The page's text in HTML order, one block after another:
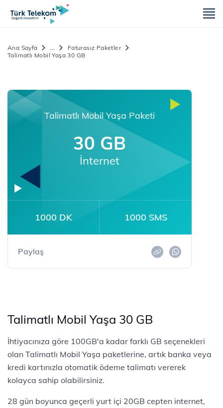
Ana Sayfa ...
Faturasız Paketler
Talimatlı Mobil Yaşa 30 GB
Talimatlı Mobil Yaşa Paketi
30 GB
İnternet
1000 DK 1000 SMS
Paylaş
Talimatlı Mobil Yaşa 30 GB
İhtiyacınıza göre 100GB'a kadar farklı GB seçenekleri
olan Talimatlı Mobil Yaşa paketlerine, artık banka veya
kredi kartınızla otomatik ödeme talimatı vererek
kolayca sahip olabilirsiniz.
28 gün boyunca geçerli yurt içi 20GB cepten internet,